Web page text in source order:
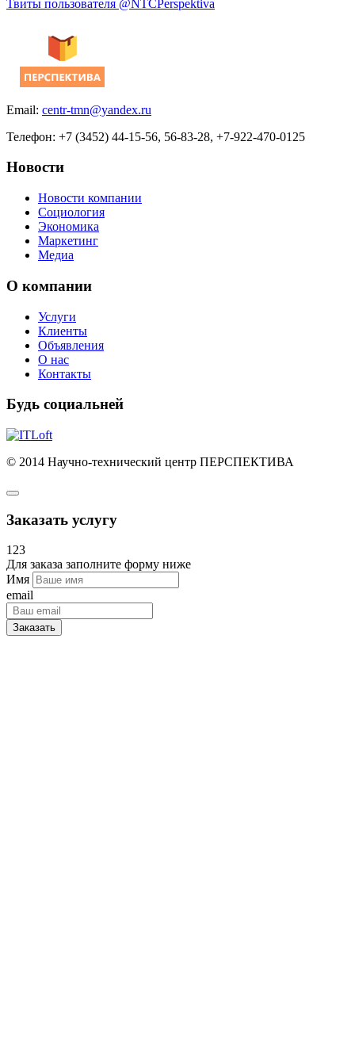
Твиты пользователя @NTCPerspektiva
Email: centr-tmn@yandex.ru
Телефон: +7 (3452) 44-15-56, 56-83-28, +7-922-470-0125
Новости
Новости компании
Социология
Экономика
Маркетинг
Медиа
О компании
Услуги
Клиенты
Объявления
О нас
Контакты
Будь социальней
© 2014 Научно-технический центр ПЕРСПЕКТИВА
Заказать услугу
123
Для заказа заполните форму ниже
Имя
email
Заказать